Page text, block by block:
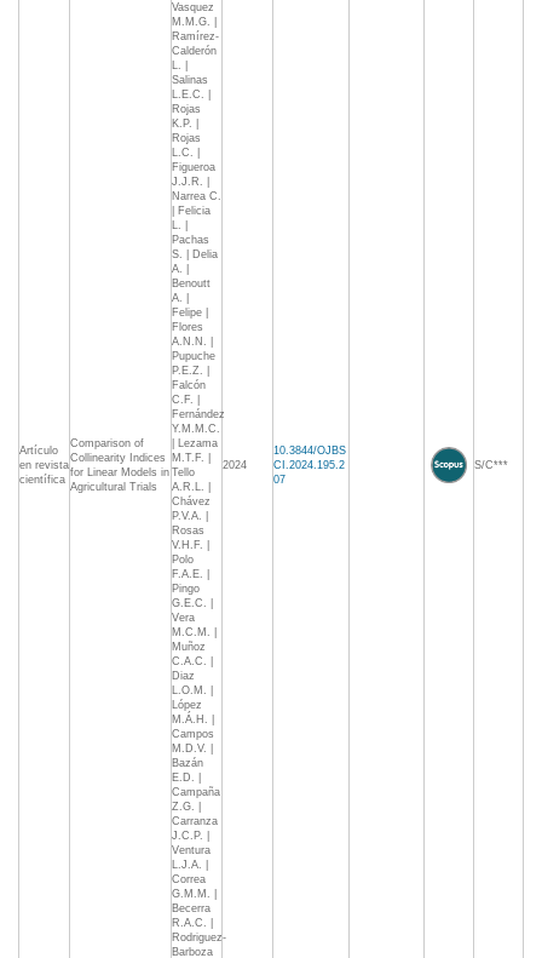
Artículo
en revista
científica
Comparison of
Collinearity Indices
for Linear Models in
Agricultural Trials
Vasquez
M.M.G. |
Ramírez-
Calderón
L. |
Salinas
L.E.C. |
Rojas
K.P. |
Rojas
L.C. |
Figueroa
J.J.R. |
Narrea C.
| Felicia
L. |
Pachas
S. | Delia
A. |
Benoutt
A. |
Felipe |
Flores
A.N.N. |
Pupuche
P.E.Z. |
Falcón
C.F. |
Fernández
Y.M.M.C.
| Lezama
M.T.F. |
Tello
A.R.L. |
Chávez
P.V.A. |
Rosas
V.H.F. |
Polo
F.A.E. |
Pingo
G.E.C. |
Vera
M.C.M. |
Muñoz
C.A.C. |
Diaz
L.O.M. |
López
M.Á.H. |
Campos
M.D.V. |
Bazán
E.D. |
Campaña
Z.G. |
Carranza
J.C.P. |
Ventura
L.J.A. |
Correa
G.M.M. |
Becerra
R.A.C. |
Rodriguez-
Barboza
2024
10.3844/OJBS
CI.2024.195.2
07
S/C***